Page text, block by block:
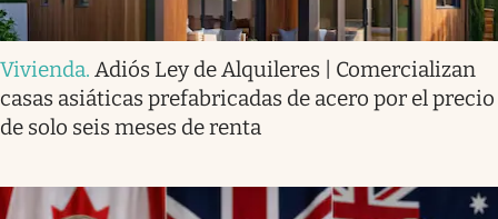
Vivienda. Adiós Ley de Alquileres | Comercializan
casas asiáticas prefabricadas de acero por el precio
de solo seis meses de renta